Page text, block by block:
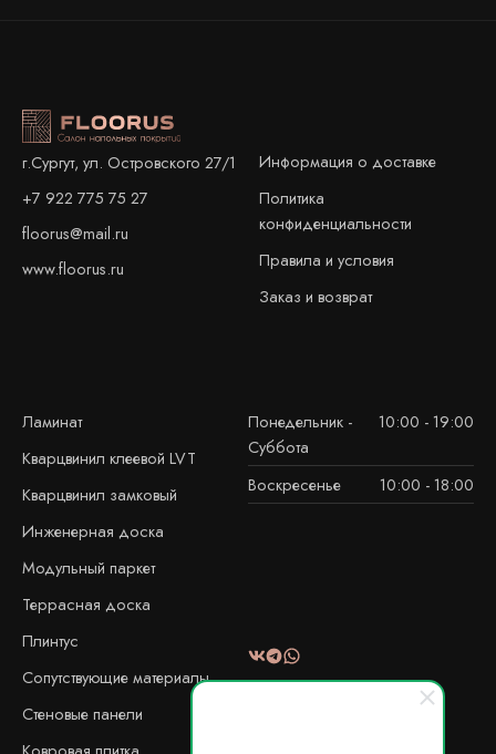
г.Сургут, ул. Островского 27/1
+7 922 775 75 27
floorus@mail.ru
www.floorus.ru
Информация о доставке
Политика
конфиденциальности
Правила и условия
Заказ и возврат
Ламинат
Кварцвинил клеевой LVT
Кварцвинил замковый
Инженерная доска
Модульный паркет
Террасная доска
Плинтус
Сопутствующие материалы
Стеновые панели
Понедельник -
Суббота
10:00 - 19:00
Воскресенье 10:00 - 18:00